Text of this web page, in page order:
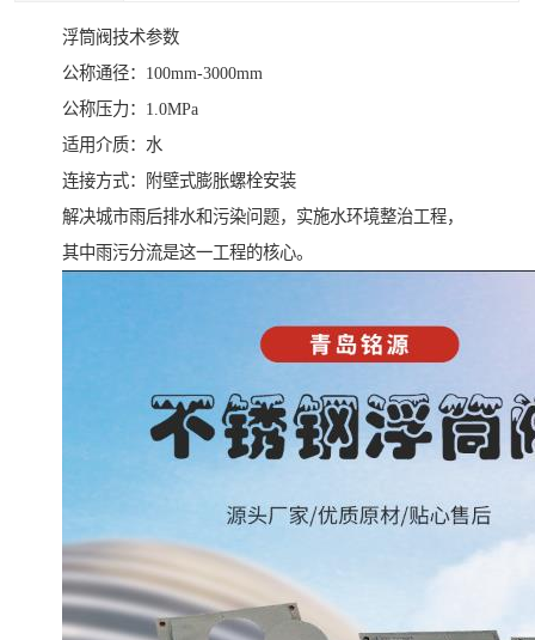
浮筒阀技术参数
公称通径：100mm-3000mm
公称压力：1.0MPa
适用介质：水
连接方式：附壁式膨胀螺栓安装
解决城市雨后排水和污染问题，实施水环境整治工程，
其中雨污分流是这一工程的核心。